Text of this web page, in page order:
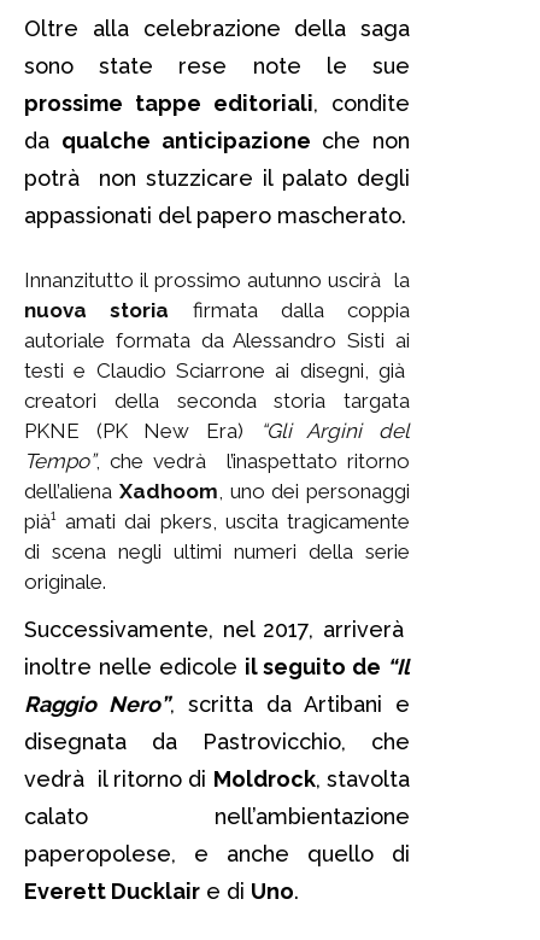
Oltre alla celebrazione della saga
sono state rese note le sue
prossime tappe editoriali, condite
da qualche anticipazione che non
potrà non stuzzicare il palato degli
appassionati del papero mascherato.
Innanzitutto il prossimo autunno uscirà la
nuova storia firmata dalla coppia
autoriale formata da Alessandro Sisti ai
testi e Claudio Sciarrone ai disegni, già
creatori della seconda storia targata
PKNE (PK New Era)
“Gli Argini del
Tempo”, che vedrà l’inaspettato ritorno
dell’aliena Xadhoom , uno dei personaggi
pià¹ amati dai pkers, uscita tragicamente
di scena negli ultimi numeri della serie
originale.
Successivamente, nel 2017, arriverà
inoltre nelle edicole il seguito de “Il
Raggio Nero”, scritta da Artibani e
disegnata da Pastrovicchio, che
vedrà il ritorno di Moldrock, stavolta
calato nell’ambientazione
paperopolese, e anche quello di
Everett Ducklair e di Uno.